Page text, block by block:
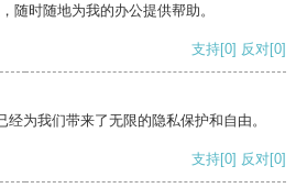
随时随地为我的办公提供帮助。
支持[0] 反对[0]
为我们带来了无限的隐私保护和自由。
支持[0] 反对[0]